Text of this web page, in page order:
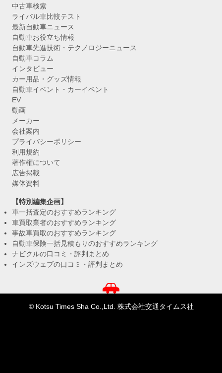
中古車検索
ライバル車比較テスト
最新自動車ニュース
自動車お役立ち情報
自動車先進技術・テクノロジーニュース
自動車コラム
インタビュー
カー用品・グッズ情報
自動車イベント・カーイベント
EV
動画
メーカー
会社案内
プライバシーポリシー
利用規約
著作権について
広告掲載
媒体資料
【特別編集企画】
車一括査定のおすすめランキング
車買取業者のおすすめランキング
事故車買取のおすすめランキング
自動車保険一括見積もりのおすすめランキング
ナビクルの口コミ・評判まとめ
インズウェブの口コミ・評判まとめ
© Kotsu Times Sha Co.,Ltd. 株式会社交通タイムス社